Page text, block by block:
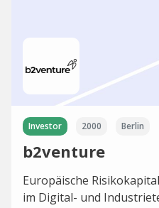
Investor 2000 Berlin
b2venture
Europäische
im Digital- und